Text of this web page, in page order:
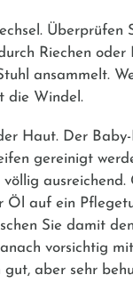
Überprüfen
Riechen oder
ansammelt.
die Windel.
Haut. Der
gereinigt
ausreichend.
Öl auf ein
Sie damit
vorsichtig
gut, aber sehr